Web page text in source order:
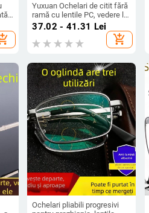
Yuxuan Ochelari de citit fără
ramă cu lentile PC, vedere la
distanță și aproape, formă
poligonală, brațe TR+Metal
37.02 - 41.31 Lei
add_shopping_cart
Ochelari pliabili progresivi